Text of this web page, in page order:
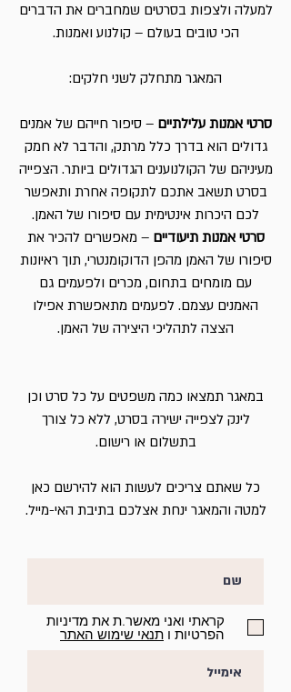
למעלה ולצפות בסרטים שמחברים את הדברים
הכי טובים בעולם – קולנוע ואמנות.
המאגר מתחלק לשני חלקים:
סרטי אמנות עלילתיים – סיפור חייהם של אמנים
גדולים הוא בדרך כלל מרתק, והדבר לא חמק
מעיניהם של הקולנוענים הגדולים ביותר. הצפייה
בסרט תשאב אתכם לתקופה אחרת ותאפשר
לכם היכרות אינטימית עם סיפורו של האמן.
סרטי אמנות תיעודיים – מאפשרים להכיר את
סיפורו של האמן מהפן הדוקומנטרי, תוך ראיונות
עם מומחים בתחום, מכרים ולפעמים גם
האמנים עצמם. לפעמים מתאפשרת אפילו
הצצה לתהליכי היצירה של האמן.
במאגר תמצאו כמה משפטים על כל סרט וכן
לינק לצפייה ישירה בסרט, ללא כל צורך
בתשלום או רישום.
כל שאתם צריכים לעשות הוא להירשם כאן
למטה והמאגר ינחת אצלכם בתיבת האי-מייל.
קראתי ואני מאשר.ת את מדיניות
הפרטיות ו תנאי שימוש האתר